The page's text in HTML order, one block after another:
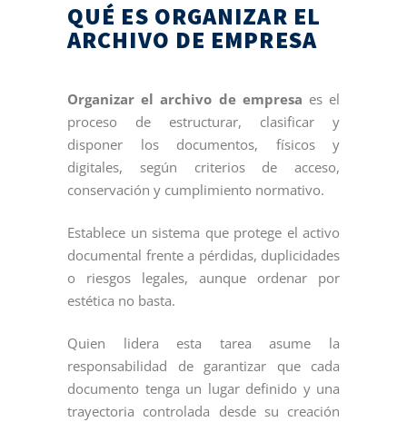
QUÉ ES ORGANIZAR EL
ARCHIVO DE EMPRESA
Organizar el archivo de empresa es el
proceso de estructurar, clasificar y
disponer los documentos, físicos y
digitales, según criterios de acceso,
conservación y cumplimiento normativo.
Establece un sistema que protege el activo
documental frente a pérdidas, duplicidades
o riesgos legales, aunque ordenar por
estética no basta.
Quien lidera esta tarea asume la
responsabilidad de garantizar que cada
documento tenga un lugar definido y una
trayectoria controlada desde su creación